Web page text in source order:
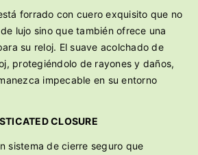
forrado con cuero exquisito que no
lujo sino que también ofrece una
su reloj. El suave acolchado de
protegiéndolo de rayones y daños,
impecable en su entorno
CLOSURE
sistema de cierre seguro que